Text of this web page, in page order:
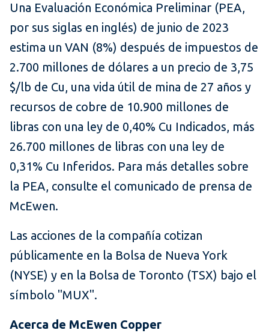
Una Evaluación Económica Preliminar (PEA,
por sus siglas en inglés) de junio de 2023
estima un VAN (8%) después de impuestos de
2.700 millones de dólares a un precio de 3,75
$/lb de Cu, una vida útil de mina de 27 años y
recursos de cobre de 10.900 millones de
libras con una ley de 0,40% Cu Indicados, más
26.700 millones de libras con una ley de
0,31% Cu Inferidos. Para más detalles sobre
la PEA, consulte el comunicado de prensa de
McEwen.
Las acciones de la compañía cotizan
públicamente en la Bolsa de Nueva York
(NYSE) y en la Bolsa de Toronto (TSX) bajo el
símbolo "MUX".
Acerca de McEwen Copper